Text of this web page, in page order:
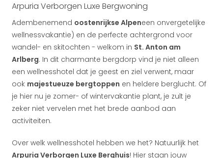
Arpuria Verborgen Luxe Bergwoning
Adembenemend oostenrijkse Alpeneen onvergetelijke
wellnessvakantie) en de perfecte achtergrond voor
wandel- en skitochten - welkom in St. Anton am
Arlberg. In dit charmante bergdorp vind je niet alleen
een wellnesshotel dat je geest en ziel verwent, maar
ook majestueuze bergtoppen en heldere berglucht. Of
je hier nu je zomer- of wintervakantie plant, je zult je
zeker niet vervelen met het brede aanbod aan
activiteiten.
Over welk wellnesshotel hebben we het? Natuurlijk het
Arpuria Verborgen Luxe Berghuis! Hier staan jouw